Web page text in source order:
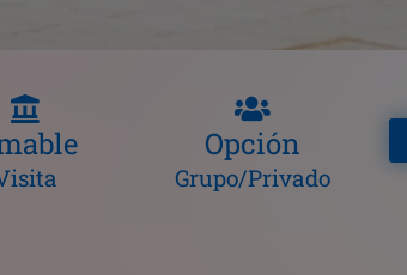
Opción
Grupo/Privado